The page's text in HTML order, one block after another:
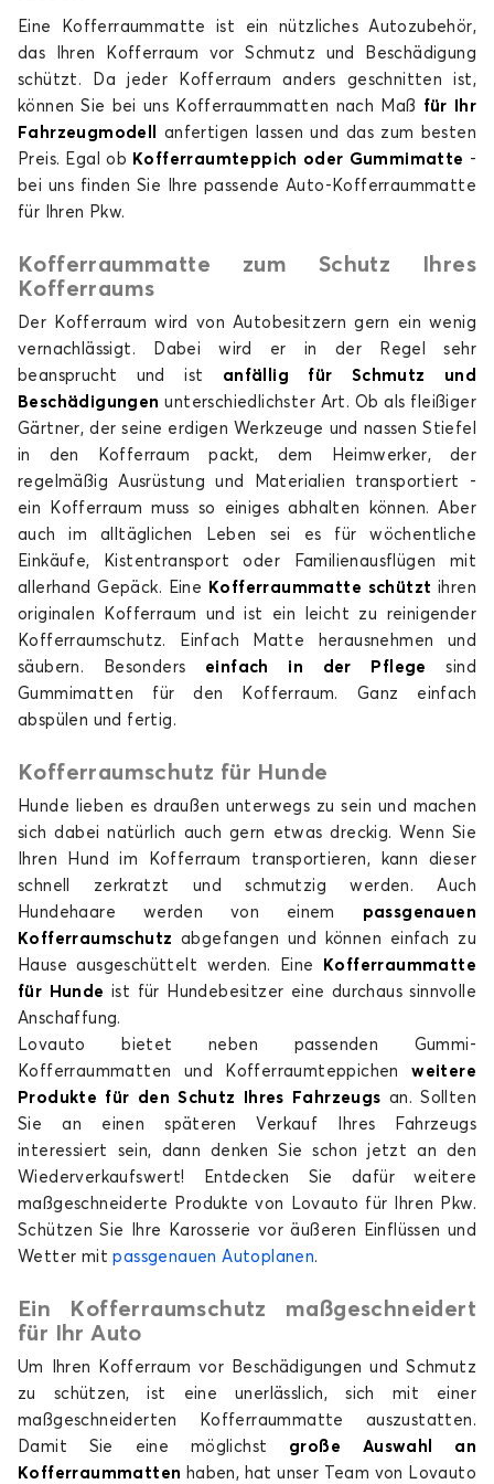
DOLPHIN SURF
HAN
Kofferraummatten für BYD HAN
Kofferraummatten für BYD SEAL
SEALION 5
Kofferraummatten für BYD SEALION 5
SEALION 7
Kofferraummatten für BYD SEALION 7
Eine Kofferraummatte ist ein nützliches Autozubehör,
das Ihren Kofferraum vor Schmutz und Beschädigung
schützt. Da jeder Kofferraum anders geschnitten ist,
können Sie bei uns Kofferraummatten nach Maß für Ihr
Fahrzeugmodell
anfertigen lassen und das zum besten
Preis. Egal ob Kofferraumteppich oder Gummimatte -
bei uns finden Sie Ihre passende Auto-Kofferraummatte
für Ihren Pkw.
Kofferraummatte zum Schutz Ihres
Kofferraums
Der Kofferraum wird von Autobesitzern gern ein wenig
vernachlässigt. Dabei wird er in der Regel sehr
beansprucht und ist anfällig für Schmutz und
Beschädigungen unterschiedlichster Art. Ob als fleißiger
Gärtner, der seine erdigen Werkzeuge und nassen Stiefel
in den Kofferraum packt, dem Heimwerker, der
regelmäßig Ausrüstung und Materialien transportiert -
ein Kofferraum muss so einiges abhalten können. Aber
auch im alltäglichen Leben sei es für wöchentliche
Einkäufe, Kistentransport oder Familienausflügen mit
allerhand Gepäck. Eine Kofferraummatte schützt ihren
originalen Kofferraum und ist ein leicht zu reinigender
Kofferraumschutz. Einfach Matte herausnehmen und
säubern. Besonders einfach in der Pflege
sind
Gummimatten für den Kofferraum. Ganz einfach
abspülen und fertig.
Kofferraumschutz für Hunde
Hunde lieben es draußen unterwegs zu sein und machen
sich dabei natürlich auch gern etwas dreckig. Wenn Sie
Ihren Hund im Kofferraum transportieren, kann dieser
schnell zerkratzt und schmutzig werden. Auch
Hundehaare werden von einem passgenauen
Kofferraumschutz abgefangen und können einfach zu
Hause ausgeschüttelt werden. Eine
Kofferraummatte
für Hunde ist für Hundebesitzer eine durchaus sinnvolle
Anschaffung.
Lovauto bietet neben passenden Gummi-
Kofferraummatten und Kofferraumteppichenweitere
Produkte für den Schutz Ihres Fahrzeugs an. Sollten
Sie an einen späteren Verkauf Ihres Fahrzeugs
interessiert sein, dann denken Sie schon jetzt an den
Wiederverkaufswert! Entdecken Sie dafür weitere
maßgeschneiderte Produkte von Lovauto für Ihren Pkw.
Schützen Sie Ihre Karosserie vor äußeren Einflüssen und
Wetter mitpassgenauen Autoplanen.
Ein Kofferraumschutz maßgeschneidert
für Ihr Auto
Um Ihren Kofferraum vor Beschädigungen und Schmutz
zu schützen, ist eine unerlässlich, sich mit einer
maßgeschneiderten Kofferraummatte auszustatten.
Damit Sie eine möglichst große Auswahl an
Kofferraummatten haben, hat unser Team von Lovauto